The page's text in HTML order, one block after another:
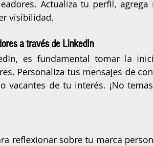
Actualiza tu perfil, agrega
visibilidad.
a través de LinkedIn
es fundamental tomar la
Personaliza tus mensajes de
vacantes de tu interés. ¡No
reflexionar sobre tu marca